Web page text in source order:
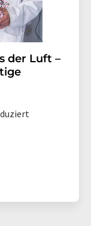
der Luft –